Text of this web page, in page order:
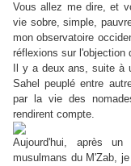
Vous allez me dire, et
vie sobre, simple,
mon observatoire
réflexions sur l'objection
Il y a deux ans, suite à
Sahel peuplé entre
par la vie des
rendirent compte.
Aujourd'hui, après
musulmans du M'Zab,